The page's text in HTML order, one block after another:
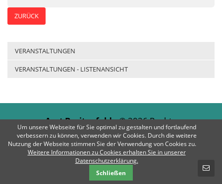
SCHNELLKONTAKT
E-Mail-Nachricht - Amt Breitenfelde
ZURÜCK
VERANSTALTUNGEN
VERANSTALTUNGEN - LISTENANSICHT
Amt Breitenfelde© 2026 Rechte
vorbehalten | E-Mail:info@amt-
breitenfelde.de| Telefon: 04542 / 803-0
Datenschutz
Um unsere Webseite für Sie optimal zu gestalten und fortlaufend
verbessern zu können, verwenden wir Cookies. Durch die weitere
Nutzung der Webseite stimmen Sie der Verwendung von Cookies zu.
Weitere Informationen zu Cookies erhalten Sie in unserer
Datenschutzerklärung.
Schließen